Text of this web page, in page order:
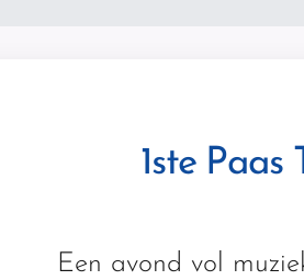
1ste
Een avond vol